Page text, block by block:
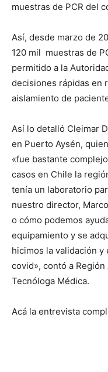
muestras de PCR del
Así, desde marzo de
120 mil muestras de
permitido a la
decisiones rápidas en
aislamiento de
Así lo detalló Cleimar
en Puerto Aysén,
«fue bastante
casos en Chile la
tenía un laboratorio
nuestro director,
o cómo podemos
equipamiento y se
hicimos la validación y
covid», contó a
Tecnóloga Médica.
Acá la entrevista